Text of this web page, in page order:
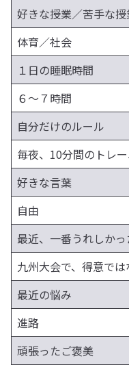
好きな授業／苦手な授
体育／社会
１日の睡眠時間
６〜７時間
自分だけのルール
毎夜、10分間のトレ
好きな言葉
自由
最近、一番うれしかっ
九州大会で、得意で
最近の悩み
進路
頑張ったご褒美